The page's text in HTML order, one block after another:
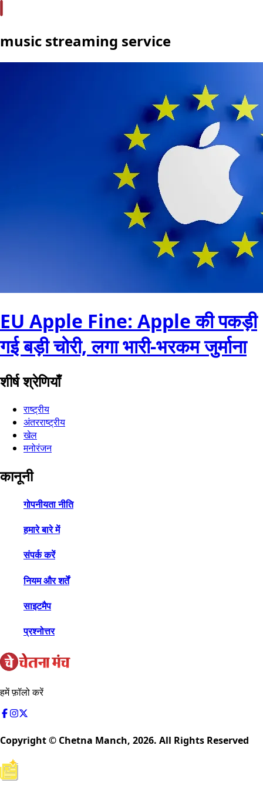
music streaming service
EU Apple Fine: Apple की पकड़ी
गई बड़ी चोरी, लगा भारी-भरकम जुर्माना
शीर्ष श्रेणियाँ
राष्ट्रीय
अंतरराष्ट्रीय
खेल
मनोरंजन
कानूनी
गोपनीयता नीति
हमारे बारे में
संपर्क करें
नियम और शर्तें
साइटमैप
प्रश्नोत्तर
हमें फ़ॉलो करें
Copyright © Chetna Manch, 2026. All Rights Reserved